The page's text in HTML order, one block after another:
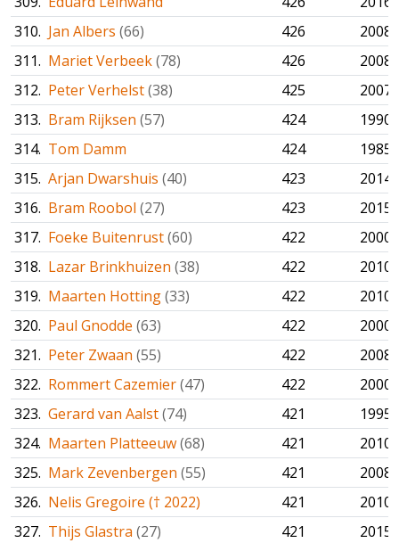
310. Jan Albers (66) 426
2008
311. Mariet Verbeek(78) 426
2008
312. Peter Verhelst(38) 425
2007
313. Bram Rijksen (57) 424
1990
314. Tom Damm 424
1985
315. Arjan Dwarshuis (40) 423
2014
316. Bram Roobol (27) 423
2015
317. Foeke Buitenrust(60) 422
2000
318. Lazar Brinkhuizen (38) 422
2010
319. Maarten Hotting(33) 422
2010
320. Paul Gnodde (63) 422
2000
321. Peter Zwaan (55) 422
2008
322. Rommert Cazemier(47) 422
2000
323. Gerard van Aalst(74) 421
1995
324. Maarten Platteeuw(68) 421
2010
325. Mark Zevenbergen (55) 421
2008
326. Nelis Gregoire († 2022) 421
2010
327. Thijs Glastra (27) 421
2015